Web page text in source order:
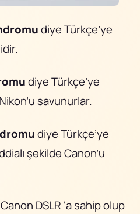
diye Türkçe’ye
diye Türkçe’ye
savunurlar.
diye Türkçe’ye
şekilde Canon’u
DSLR ‘a sahip olup